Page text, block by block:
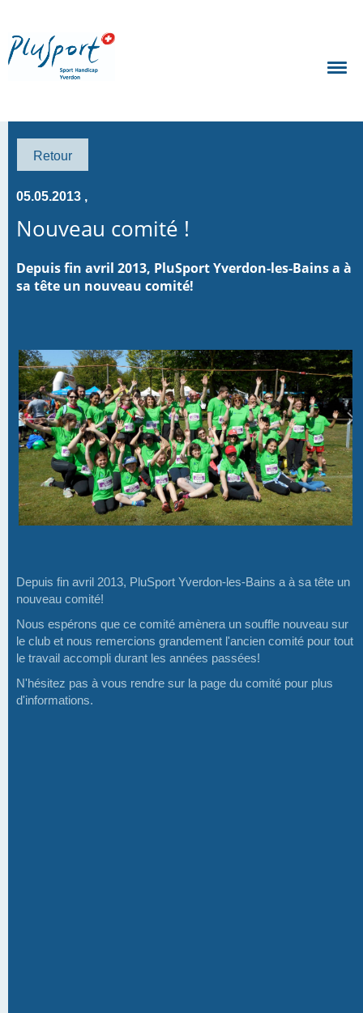
Retour
05.05.2013 ,
Nouveau comité !
Depuis fin avril 2013, PluSport Yverdon-les-Bains a à
sa tête un nouveau comité!
Depuis fin avril 2013, PluSport Yverdon-les-Bains a à sa tête un
nouveau comité!
Nous espérons que ce comité amènera un souffle nouveau sur
le club et nous remercions grandement l'ancien comité pour tout
le travail accompli durant les années passées!
N'hésitez pas à vous rendre sur la page du comité pour plus
d'informations.